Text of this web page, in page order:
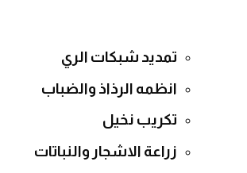
تمديد شبكات الري
انظمه الرذاذ والضباب
تكريب نخيل
زراعة الاشجار والنباتات